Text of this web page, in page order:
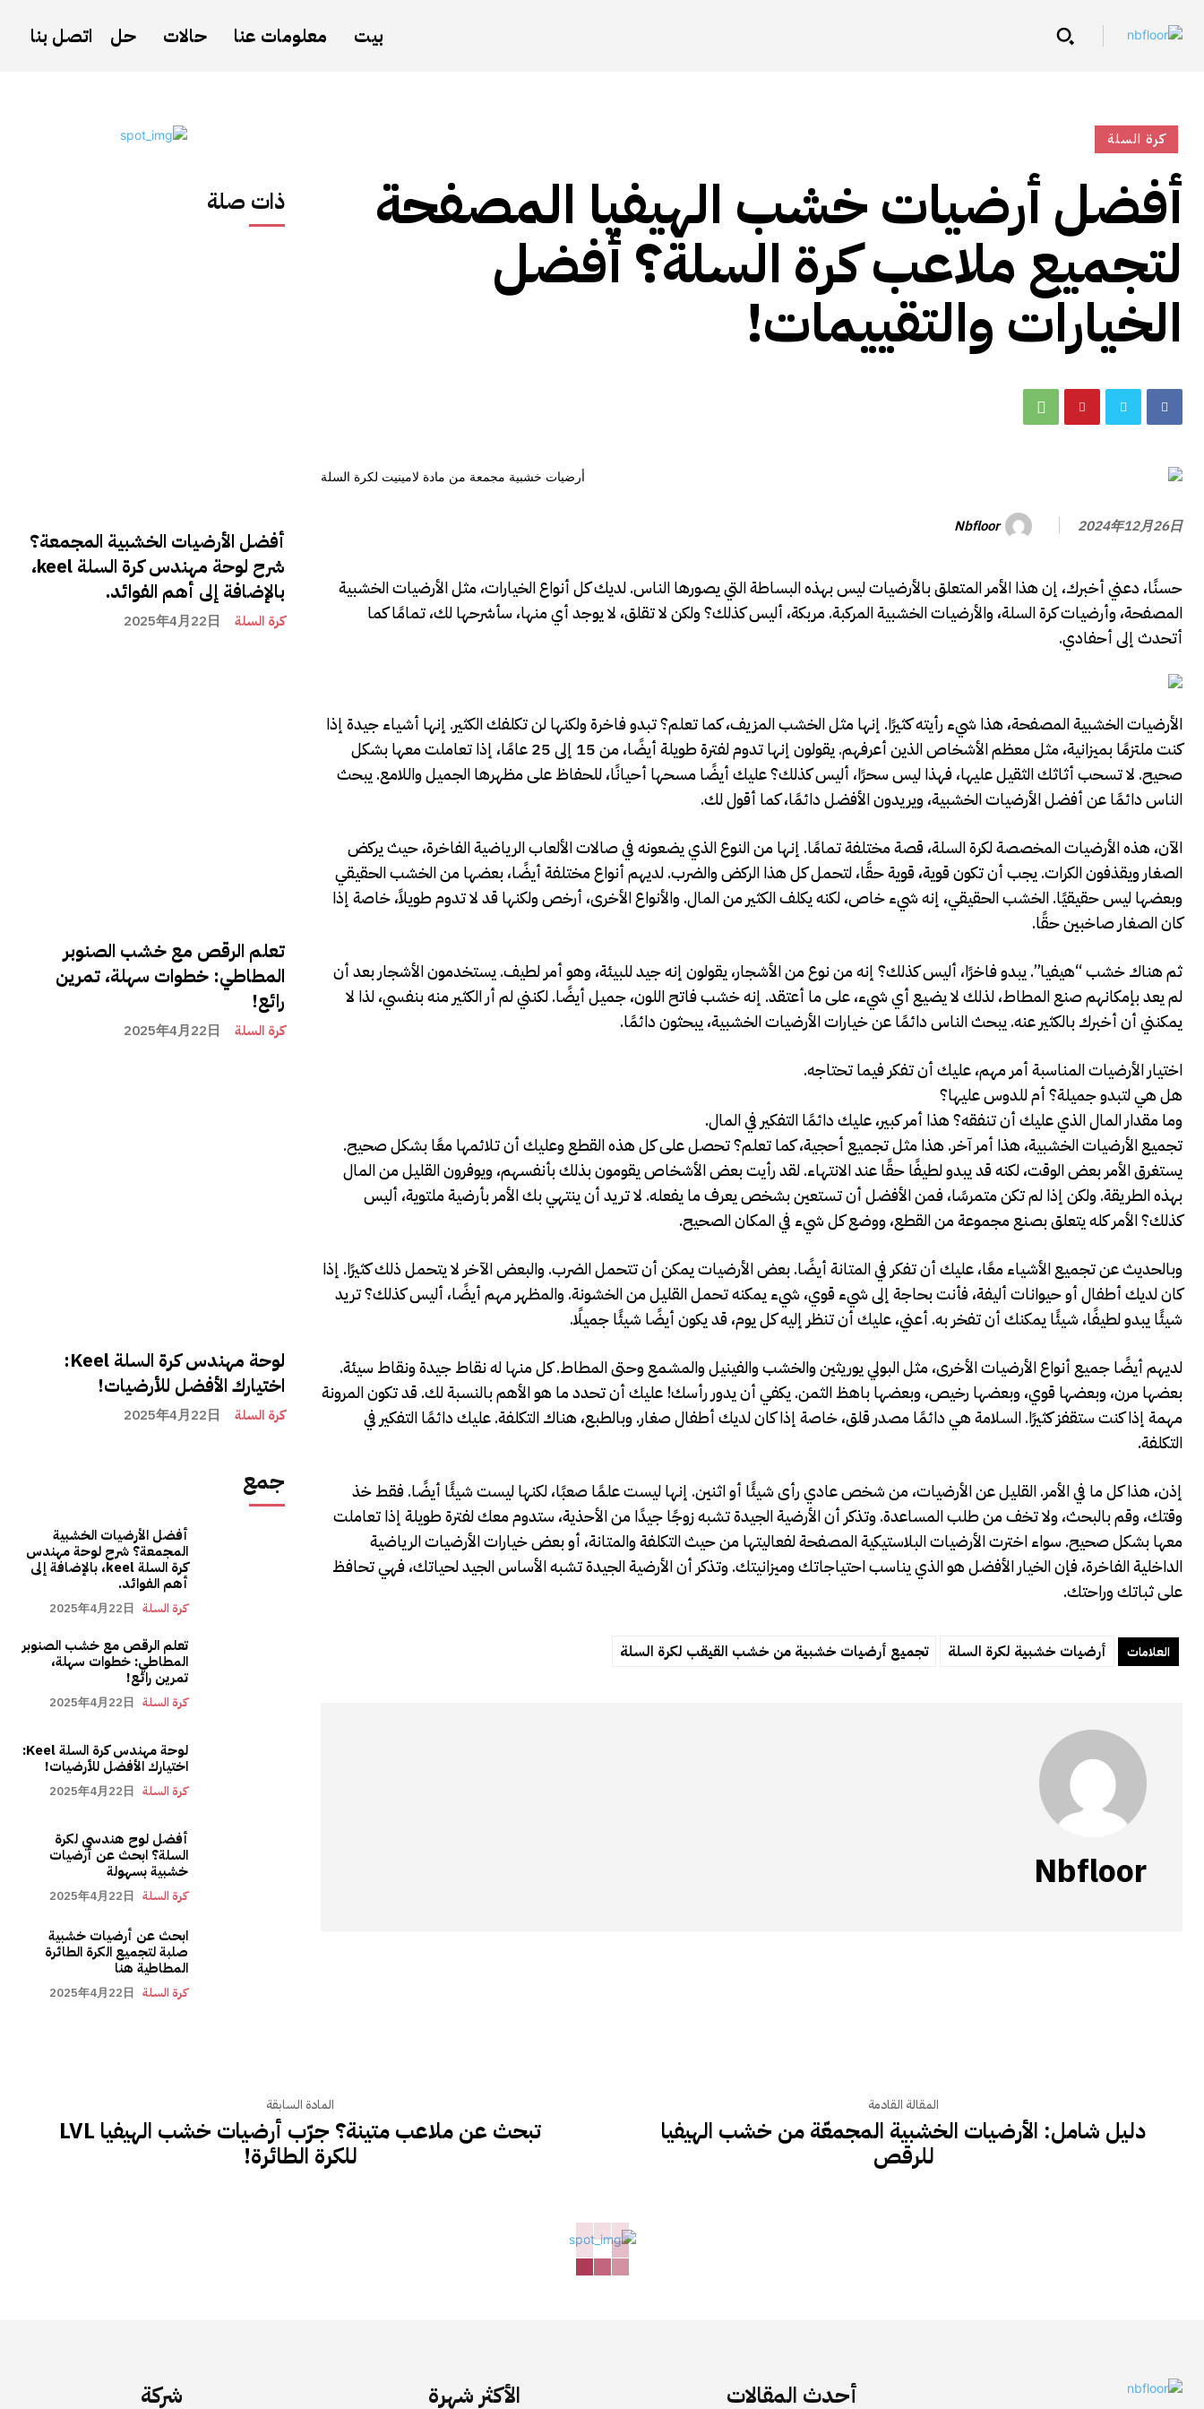
بيت معلومات عنا حالات حل اتصل بنا
ذات صلة
أفضل الأرضيات الخشبية المجمعة؟
شرح لوحة مهندس كرة السلة keel،
بالإضافة إلى أهم الفوائد.
كرة السلة 2025年4月22日
تعلم الرقص مع خشب الصنوبر
المطاطي: خطوات سهلة، تمرين
رائع!
كرة السلة 2025年4月22日
لوحة مهندس كرة السلة Keel:
اختيارك الأفضل للأرضيات!
كرة السلة 2025年4月22日
جمع
أفضل الأرضيات الخشبية
المجمعة؟ شرح لوحة مهندس
كرة السلة keel، بالإضافة إلى
أهم الفوائد.
كرة السلة 2025年4月22日
تعلم الرقص مع خشب الصنوبر
المطاطي: خطوات سهلة،
تمرين رائع!
كرة السلة 2025年4月22日
لوحة مهندس كرة السلة Keel:
اختيارك الأفضل للأرضيات!
كرة السلة 2025年4月22日
أفضل لوح هندسي لكرة
السلة؟ ابحث عن أرضيات
خشبية بسهولة
كرة السلة 2025年4月22日
ابحث عن أرضيات خشبية
صلبة لتجميع الكرة الطائرة
المطاطية هنا
كرة السلة 2025年4月22日
كرة السلة
أفضل أرضيات خشب الهيفيا المصفحة
لتجميع ملاعب كرة السلة؟ أفضل
الخيارات والتقييمات!
2024年12月26日
Nbfloor
حسنًا، دعني أخبرك، إن هذا الأمر المتعلق بالأرضيات ليس بهذه البساطة التي يصورها الناس. لديك كل أنواع الخيارات، مثل الأرضيات الخشبية
المصفحة، وأرضيات كرة السلة، والأرضيات الخشبية المركبة. مربكة، أليس كذلك؟ ولكن لا تقلق، لا يوجد أي منها، سأشرحها لك، تمامًا كما
أتحدث إلى أحفادي.
الأرضيات الخشبية المصفحة، هذا شيء رأيته كثيرًا. إنها مثل الخشب المزيف، كما تعلم؟ تبدو فاخرة ولكنها لن تكلفك الكثير. إنها أشياء جيدة إذا
كنت ملتزمًا بميزانية، مثل معظم الأشخاص الذين أعرفهم. يقولون إنها تدوم لفترة طويلة أيضًا، من 15 إلى 25 عامًا، إذا تعاملت معها بشكل
صحيح. لا تسحب أثاثك الثقيل عليها، فهذا ليس سحرًا، أليس كذلك؟ عليك أيضًا مسحها أحيانًا، للحفاظ على مظهرها الجميل واللامع. يبحث
الناس دائمًا عن أفضل الأرضيات الخشبية، ويريدون الأفضل دائمًا، كما أقول لك.
الآن، هذه الأرضيات المخصصة لكرة السلة، قصة مختلفة تمامًا. إنها من النوع الذي يضعونه في صالات الألعاب الرياضية الفاخرة، حيث يركض
الصغار ويقذفون الكرات. يجب أن تكون قوية، قوية حقًا، لتحمل كل هذا الركض والضرب. لديهم أنواع مختلفة أيضًا، بعضها من الخشب الحقيقي
وبعضها ليس حقيقيًا. الخشب الحقيقي، إنه شيء خاص، لكنه يكلف الكثير من المال. والأنواع الأخرى، أرخص ولكنها قد لا تدوم طويلاً، خاصة إذا
كان الصغار صاخبين حقًا.
ثم هناك خشب “هيفيا”. يبدو فاخرًا، أليس كذلك؟ إنه من نوع من الأشجار، يقولون إنه جيد للبيئة، وهو أمر لطيف. يستخدمون الأشجار بعد أن
لم يعد بإمكانهم صنع المطاط، لذلك لا يضيع أي شيء، على ما أعتقد. إنه خشب فاتح اللون، جميل أيضًا. لكنني لم أر الكثير منه بنفسي، لذا لا
يمكنني أن أخبرك بالكثير عنه. يبحث الناس دائمًا عن خيارات الأرضيات الخشبية، يبحثون دائمًا.
اختيار الأرضيات المناسبة أمر مهم، عليك أن تفكر فيما تحتاجه.
هل هي لتبدو جميلة؟ أم للدوس عليها؟
وما مقدار المال الذي عليك أن تنفقه؟ هذا أمر كبير، عليك دائمًا التفكير في المال.
تجميع الأرضيات الخشبية، هذا أمر آخر. هذا مثل تجميع أحجية، كما تعلم؟ تحصل على كل هذه القطع وعليك أن تلائمها معًا بشكل صحيح.
يستغرق الأمر بعض الوقت، لكنه قد يبدو لطيفًا حقًا عند الانتهاء. لقد رأيت بعض الأشخاص يقومون بذلك بأنفسهم، ويوفرون القليل من المال
بهذه الطريقة. ولكن إذا لم تكن متمرسًا، فمن الأفضل أن تستعين بشخص يعرف ما يفعله. لا تريد أن ينتهي بك الأمر بأرضية ملتوية، أليس
كذلك؟ الأمر كله يتعلق بصنع مجموعة من القطع، ووضع كل شيء في المكان الصحيح.
وبالحديث عن تجميع الأشياء معًا، عليك أن تفكر في المتانة أيضًا. بعض الأرضيات يمكن أن تتحمل الضرب. والبعض الآخر لا يتحمل ذلك كثيرًا. إذا
كان لديك أطفال أو حيوانات أليفة، فأنت بحاجة إلى شيء قوي، شيء يمكنه تحمل القليل من الخشونة. والمظهر مهم أيضًا، أليس كذلك؟ تريد
شيئًا يبدو لطيفًا، شيئًا يمكنك أن تفخر به. أعني، عليك أن تنظر إليه كل يوم، قد يكون أيضًا شيئًا جميلًا.
لديهم أيضًا جميع أنواع الأرضيات الأخرى، مثل البولي يوريثين والخشب والفينيل والمشمع وحتى المطاط. كل منها له نقاط جيدة ونقاط سيئة.
بعضها مرن، وبعضها قوي، وبعضها رخيص، وبعضها باهظ الثمن. يكفي أن يدور رأسك! عليك أن تحدد ما هو الأهم بالنسبة لك. قد تكون المرونة
مهمة إذا كنت ستقفز كثيرًا. السلامة هي دائمًا مصدر قلق، خاصة إذا كان لديك أطفال صغار. وبالطبع، هناك التكلفة. عليك دائمًا التفكير في
التكلفة.
إذن، هذا كل ما في الأمر. القليل عن الأرضيات، من شخص عادي رأى شيئًا أو اثنين. إنها ليست علمًا صعبًا، لكنها ليست شيئًا أيضًا. فقط خذ
وقتك، وقم بالبحث، ولا تخف من طلب المساعدة. وتذكر أن الأرضية الجيدة تشبه زوجًا جيدًا من الأحذية، ستدوم معك لفترة طويلة إذا تعاملت
معها بشكل صحيح. سواء اخترت الأرضيات البلاستيكية المصفحة لفعاليتها من حيث التكلفة والمتانة، أو بعض خيارات الأرضيات الرياضية
الداخلية الفاخرة، فإن الخيار الأفضل هو الذي يناسب احتياجاتك وميزانيتك. وتذكر أن الأرضية الجيدة تشبه الأساس الجيد لحياتك، فهي تحافظ
على ثباتك وراحتك.
العلامات أرضيات خشبية لكرة السلة تجميع أرضيات خشبية من خشب القيقب لكرة السلة
Nbfloor
المادة السابقة
تبحث عن ملاعب متينة؟ جرّب أرضيات خشب الهيفيا LVL
للكرة الطائرة!
المقالة القادمة
دليل شامل: الأرضيات الخشبية المجمعّة من خشب الهيفيا
للرقص
شركة الأكثر شهرة أحدث المقالات